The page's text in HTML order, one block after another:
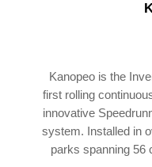
Kanopeo is the
first rolling
innovative
system. Installed in
parks spanning 56